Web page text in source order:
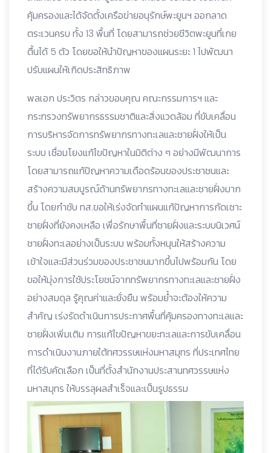
คุ้มครองและได้จัดตั้งเครือข่ายอนุรักษ์พะยูนฯ ออกลาด
ตระเวนครบ ทั้ง 13 พื้นที่ โดยสามารถช่วยชีวิตพะยูนที่เกย
ตื้นได้ 5 ตัว โดยขอให้นำปัญหาของแผนระยะ 1 ไปพัฒนา
ปรับแผนให้เกิดประสิทธิภาพ
พลเอก ประวิตร กล่าวขอบคุณ คณะกรรมการฯ และ
กระทรวงทรัพยากรธรรมชาติและสิ่งแวดล้อม ที่ขับเคลื่อน
การบริหารจัดการทรัพยากรทางทะเลและชายฝั่งให้เป็น
ระบบ เชื่อมโยงแก้ไขปัญหาในมิติต่าง ๆ อย่างมีพัฒนาการ
โดยสามารถแก้ปัญหาความเดือดร้อนของประชาชนและ
สร้างความสมบูรณ์ด้านทรัพยากรทางทะเลและชายฝั่งมาก
ขึ้น โดยกำชับ ทส.ขอให้เร่งจัดทำแผนแก้ปัญหาการกัดเซาะ
ชายฝั่งที่ยังคงเหลือ เพื่อรักษาพื้นที่ชายฝั่งและระบบนิเวศน์
ชายฝั่งทะเลอย่างเป็นระบบ พร้อมทั้งหนุนให้สร้างความ
เข้าใจและมีส่วนร่วมของประชาชนมากขึ้นไปพร้อมกัน โดย
ขอให้มุ่งการใช้ประโยชน์จากทรัพยากรทางทะเลและชายฝั่ง
อย่างสมดุล รู้คุณค่าและยั่งยืน พร้อมย้ำจะต้องให้ความ
สำคัญ เร่งรัดดำเนินการประกาศพื้นที่คุ้มครองทางทะเลและ
ชายฝั่งเพิ่มเติม การแก้ไขปัญหาขยะทะเลและการขับเคลื่อน
การดำเนินงานภายใต้ทศวรรษแห่งมหาสมุทร ที่ประเทศไทย
ที่ได้รับคัดเลือก เป็นที่ตั้งสำนักงานประสานทศวรรษแห่ง
มหาสมุทร ให้บรรลุผลสำเร็จและเป็นรูปธรรม